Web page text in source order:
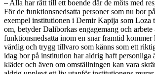
– Alla har rätt till ett boende där de möts med
För de funktionsnedsatta personer som nu bor
exempel institutionen i Demir Kapija som Loza
om, betyder Daliborkas engagemang och arbete
funktionsnedsatta inom en snar framtid kommer
värdig och trygg tillvaro som känns som ett
idag bor på institution har aldrig haft personliga
kläder och även om omställningen kan vara